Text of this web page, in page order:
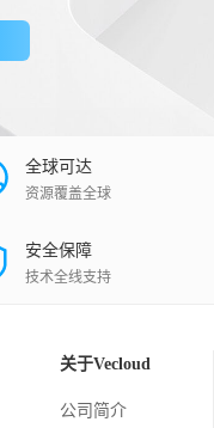
全球可达
资源覆盖全球
安全保障
技术全线支持
关于Vecloud
公司简介